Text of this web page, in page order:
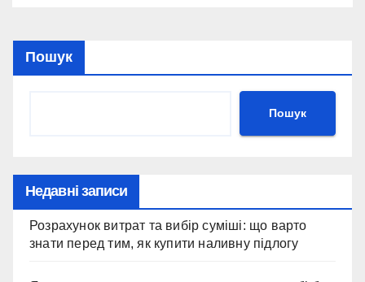
Пошук
Пошук
Недавні записи
Розрахунок витрат та вибір суміші: що варто
знати перед тим, як купити наливну підлогу